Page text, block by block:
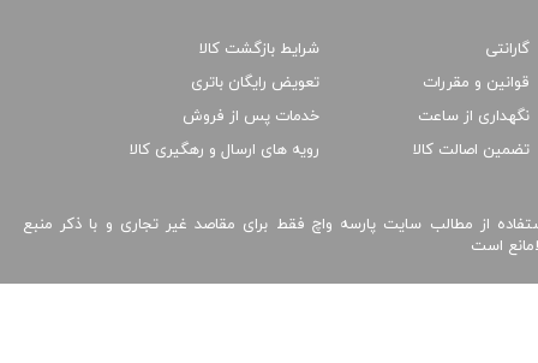
از مطالب سایت پارسه واچ فقط برای مقاصد غیر تجاری و با ذکر منبع
است
گارانتی
قوانین و مقررات
نگهداری از ساعت
تضمین اصالت کالا
شرایط بازگشت کالا
تعویض رایگان باتری
خدمات پس از فروش
رویه های ارسال و رهگیری کالا